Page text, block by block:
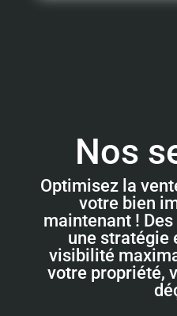
Nos
Optimisez la
votre bien
maintenant !
une stratégie
visibilité
votre propriété,